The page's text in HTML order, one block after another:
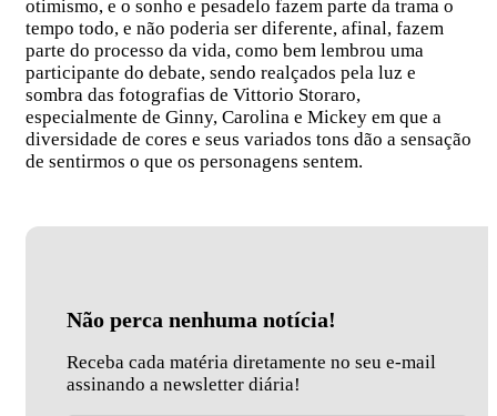
otimismo, e o sonho e pesadelo fazem parte da trama o
tempo todo, e não poderia ser diferente, afinal, fazem
parte do processo da vida, como bem lembrou uma
participante do debate, sendo realçados pela luz e
sombra das fotografias de Vittorio Storaro,
especialmente de Ginny, Carolina e Mickey em que a
diversidade de cores e seus variados tons dão a sensação
de sentirmos o que os personagens sentem.
Não perca nenhuma notícia!
Receba cada matéria diretamente no seu e-mail
assinando a newsletter diária!